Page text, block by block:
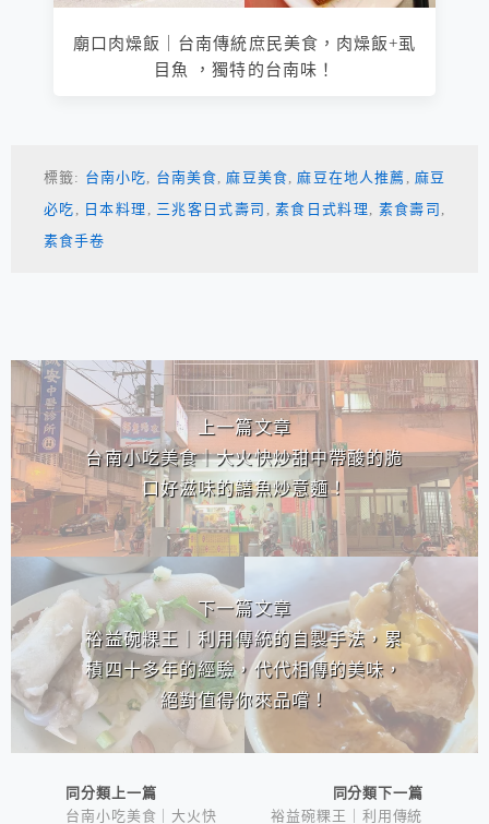
廟口肉燥飯｜台南傳統庶民美食，肉燥飯+虱
目魚 ，獨特的台南味！
標籤: 台南小吃, 台南美食,麻豆美食,麻豆在地人推薦 , 麻豆
必吃 , 日本料理 , 三兆客日式壽司 , 素食日式料理, 素食壽司 ,
素食手卷
相連文章
上一篇文章
台南小吃美食｜大火快炒甜中帶酸的脆
口好滋味的鱔魚炒意麵！
下一篇文章
裕益碗粿王｜利用傳統的自製手法，累
積四十多年的經驗，代代相傳的美味，
絕對值得你來品嚐！
同分類上一篇
台南小吃美食｜大火快
同分類下一篇
裕益碗粿王｜利用傳統